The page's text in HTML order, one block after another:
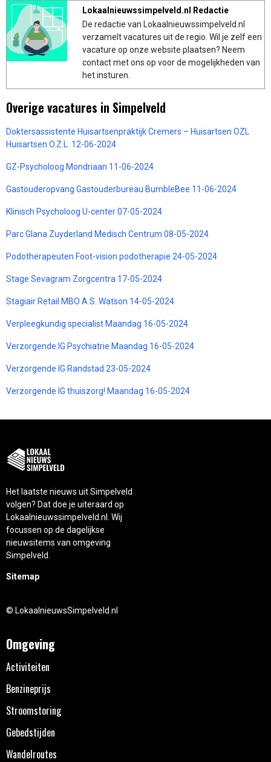
Lokaalnieuwssimpelveld.nl Redactie
De redactie van Lokaalnieuwssimpelveld.nl
verzamelt vacatures uit de regio. Wil je zelf een
vacature op onze website plaatsen? Neem
contact met ons op voor de mogelijkheden van
het insturen.
Overige vacatures in Simpelveld
Doktersassistente Huisartsenpraktijk Cremers – Huisartsen OZL
Huisartsen O.Z.L. 12-06-2024
GZ-Psycholoog Mondriaan 11-06-2024
Gastouderopvang Gastouderbureau BumbleBee 11-06-2024
Klinisch Psycholoog U-center 07-05-2024
Parc Glana Zuyderland Medisch Centrum 08-05-2024
Podotherapeuten Foot-vision podotherapie 24-05-2024
Stage Sevagram Zorgcentra 17-05-2024
Stagiair Retail MBO A.S. Watson 14-05-2024
Verpleegkundig specialist Maandag 16-05-2024
Verzorgende IG Psychiatrie Maandag 16-05-2024
Verzorgende IG Randstad 23-05-2024
Verzorgende IG thuiszorg! Maandag 16-05-2024
Het laatste nieuws uit Simpelveld
volgen? Dat doe je uiteraard op
Lokaalnieuwssimpelveld.nl. Wij
focussen op de dagelijkse
nieuwsitems van omgeving
Simpelveld.
Sitemap
© LokaalnieuwsSimpelveld.nl
Omgeving
Activiteiten
Benzineprijs
Stroomstoring
Gebedstijden
Wandelroutes